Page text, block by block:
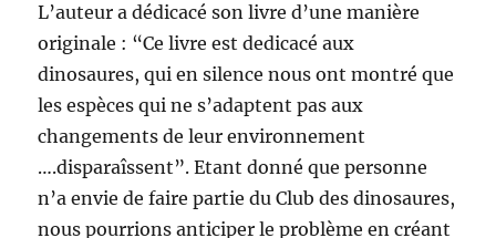
L’auteur a dédicacé son livre d’une manière
originale : “Ce livre est dedicacé aux
dinosaures, qui en silence nous ont montré que
les espèces qui ne s’adaptent pas aux
changements de leur environnement
….disparaîssent”. Etant donné que personne
n’a envie de faire partie du Club des dinosaures,
nous pourrions anticiper le problème en créant